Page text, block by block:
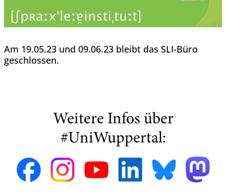
Am 19.05.23 und 09.06.23 bleibt das SLI-Büro
geschlossen.
Weitere Infos über
#UniWuppertal: